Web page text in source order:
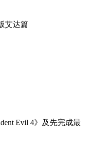
艾达篇
Evil 4》及先完成最